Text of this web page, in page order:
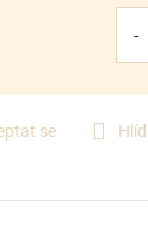
se